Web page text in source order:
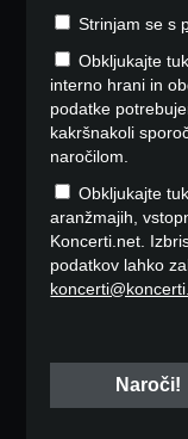
Strinjam se s
Obkljukajte
interno hrani in
podatke
kakršnakoli
naročilom.
Obkljukajte
aranžmajih,
Koncerti.net.
podatkov lahko